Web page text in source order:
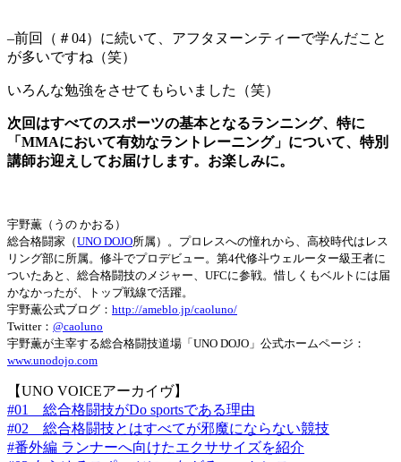
–前回（＃04）に続いて、アフタヌーンティーで学んだこと
が多いですね（笑）
いろんな勉強をさせてもらいました（笑）
次回はすべてのスポーツの基本となるランニング、特に
「MMAにおいて有効なラントレーニング」について、特別
講師お迎えしてお届けします。お楽しみに。
宇野薫（うの かおる）
総合格闘家（UNO DOJO所属）。プロレスへの憧れから、高校時代はレス
リング部に所属。修斗でプロデビュー。第4代修斗ウェルーター級王者に
ついたあと、総合格闘技のメジャー、UFCに参戦。惜しくもベルトには届
かなかったが、トップ戦線で活躍。
宇野薫公式ブログ： http://ameblo.jp/caoluno/
Twitter： @caoluno
宇野薫が主宰する総合格闘技道場「UNO DOJO」公式ホームページ：
www.unodojo.com
【UNO VOICEアーカイヴ】
#01 総合格闘技がDo sportsである理由
#02 総合格闘技とはすべてが邪魔にならない競技
#番外編 ランナーへ向けたエクササイズを紹介